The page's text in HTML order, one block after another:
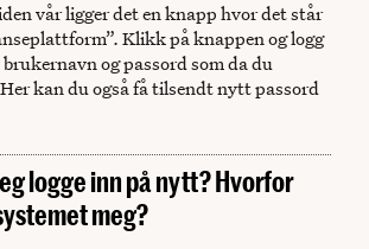
vår ligger det en knapp hvor det står
Klikk på knappen og logg
og passord som da du
kan du også få tilsendt nytt passord
logge inn på nytt? Hvorfor
meg?